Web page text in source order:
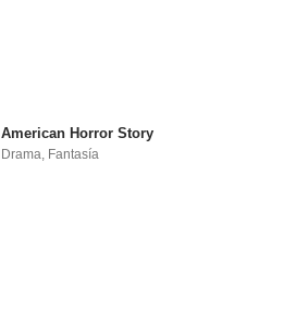
American Horror Story
Drama Fantasía